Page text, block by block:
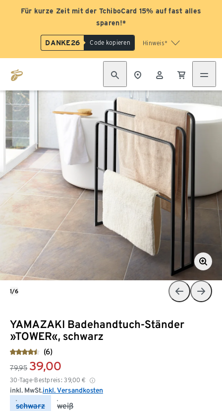
Für kurze Zeit mit der TchiboCard 15% auf fast alles
sparen!*
DANKE26 Code kopieren Hinweis*
YAMAZAKI Badehandtuch-Ständer
»TOWER«, schwarz
(6)
79,95 39,00
30-Tage-Bestpreis: 39,00 €
inkl. MwSt.inkl. Versandkosten
schwarz weiß
1/6